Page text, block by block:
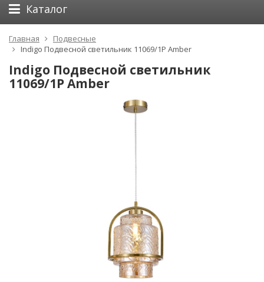
Каталог
Главная
Подвесные
Indigo Подвесной светильник 11069/1P Amber
Indigo Подвесной светильник
11069/1P Amber